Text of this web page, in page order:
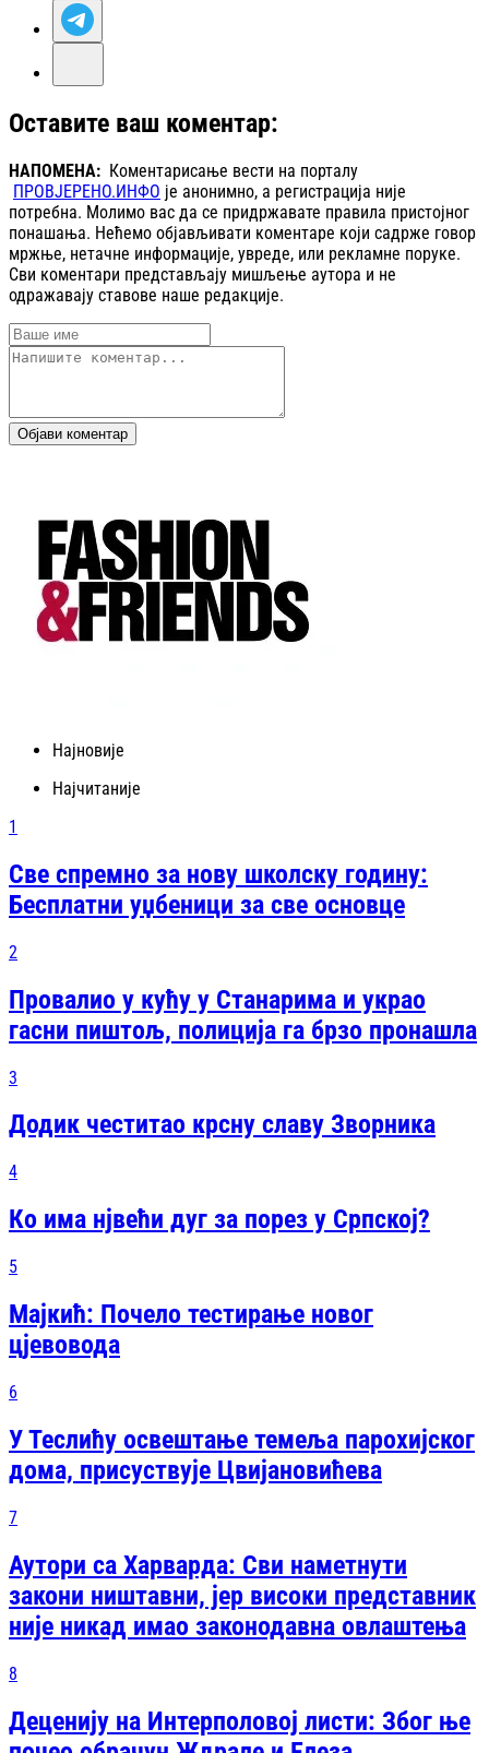
Оставите ваш коментар:
НАПОМЕНА: Коментарисање вести на порталу
ПРОВЈЕРЕНО.ИНФО је анонимно, а регистрација није
потребна. Молимо вас да се придржавате правила пристојног
понашања. Нећемо објављивати коментаре који садрже говор
мржње, нетачне информације, увреде, или рекламне поруке.
Сви коментари представљају мишљење аутора и не
одражавају ставове наше редакције.
Објави коментар
Најновије
Најчитаније
1
Све спремно за нову школску годину:
Бесплатни уџбеници за све основце
2
Провалио у кућу у Станарима и украо
гасни пиштољ, полиција га брзо пронашла
3
Додик честитао крсну славу Зворника
4
Ко има нјвећи дуг за порез у Српској?
5
Мајкић: Почело тестирање новог
цјевовода
6
У Теслићу освештање темеља парохијског
дома, присуствује Цвијановићева
7
Аутори са Харварда: Сви наметнути
закони ништавни, јер високи представник
није никад имао законодавна овлаштења
8
Деценију на Интерполовој листи: Због ње